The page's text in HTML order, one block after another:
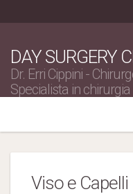
DAY SURGERY
Dr. Erri Cippini -
Specialista in
Viso e Capelli